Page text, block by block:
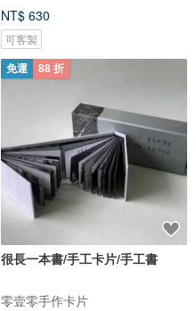
NT$ 630
可客製
免運 88 折
很長一本書/手工卡片/手工書
零壹零手作卡片